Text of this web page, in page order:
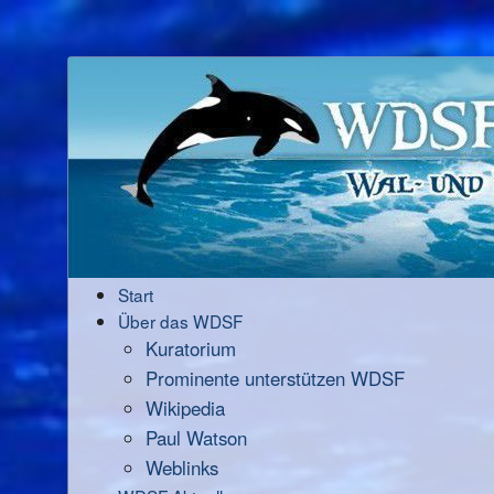
Start
Über das WDSF
Kuratorium
Prominente unterstützen WDSF
Wikipedia
Paul Watson
Weblinks